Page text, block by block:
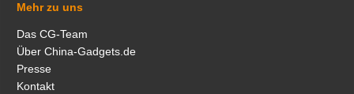
Mehr zu uns
Das CG-Team
Über China-Gadgets.de
Presse
Kontakt